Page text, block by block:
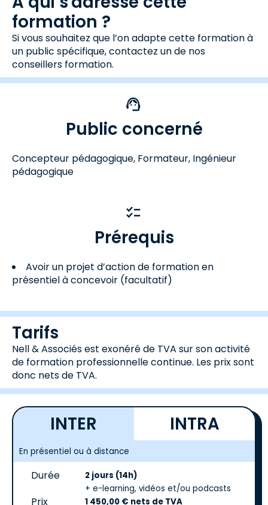
formation ?
Si vous souhaitez que l’on adapte cette formation à
un public spécifique, contactez un de nos
conseillers formation.
Public concerné
Concepteur pédagogique, Formateur, Ingénieur
pédagogique
Prérequis
Avoir un projet d’action de formation en
présentiel à concevoir (facultatif)
Tarifs
Nell & Associés est exonéré de TVA sur son activité
de formation professionnelle continue. Les prix sont
donc nets de TVA.
INTER INTRA
En présentiel ou à distance
Durée
2 jours (14h)
+ e-learning, vidéos et/ou podcasts
Prix
1 450,00 € nets de TVA